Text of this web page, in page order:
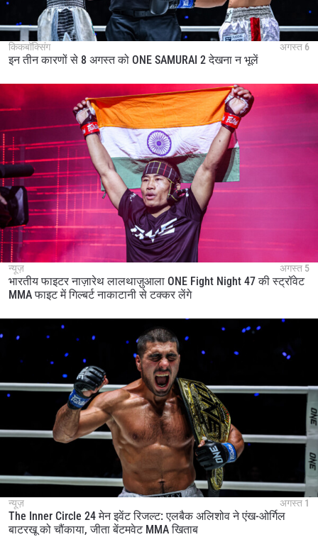
किकबॉक्सिंग अगस्त 6
इन तीन कारणों से 8 अगस्त को ONE SAMURAI 2 देखना न भूलें
न्यूज़ अगस्त 5
भारतीय फाइटर नाज़ारेथ लालथाज़ुआला ONE Fight Night 47 की स्ट्रॉवेट
MMA फाइट में गिल्बर्ट नाकाटानी से टक्कर लेंगे
न्यूज़ अगस्त 1
The Inner Circle 24 मेन इवेंट रिजल्ट: एलबैक अलिशोव ने एंख-ओर्गिल
बाटरखू को चौंकाया, जीता बेंटमवेट MMA खिताब
these communications at any time.